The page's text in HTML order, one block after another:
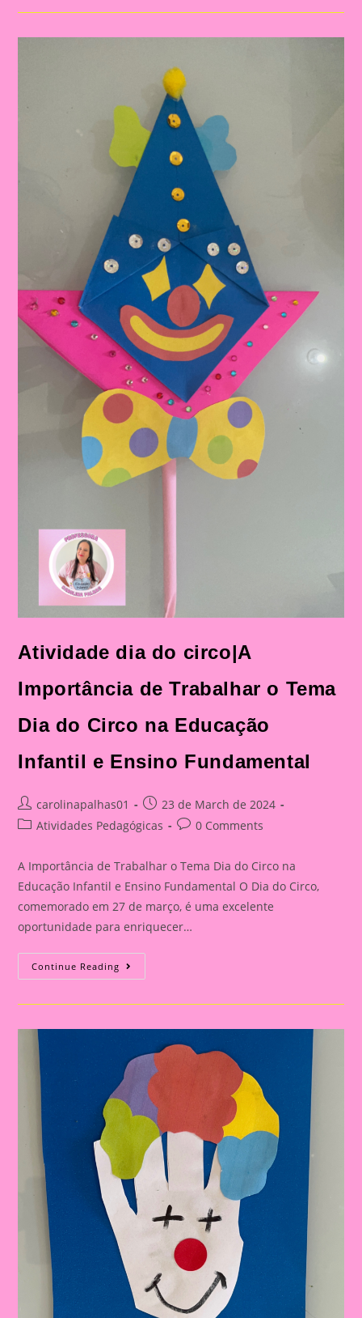
Circo|A
Na
Educação
Infantil
Ensino
Fundamental
Atividade dia do circo|A
Importância de Trabalhar o Tema
Dia do Circo na Educação
Infantil e Ensino Fundamental
Post
author:
carolinapalhas01
Post
published:
23 de March de 2024
PostAtividades Pedagógicas
Post0 Comments
A Importância de Trabalhar o Tema Dia do Circo na
Educação Infantil e Ensino Fundamental O Dia do Circo,
comemorado em 27 de março, é uma excelente
oportunidade para enriquecer…
Continue Reading Atividade
Dia
Circo|A
Tema
Dia
Do
Circo
Na
Educação
Infantil
E
Ensino
Fundamental